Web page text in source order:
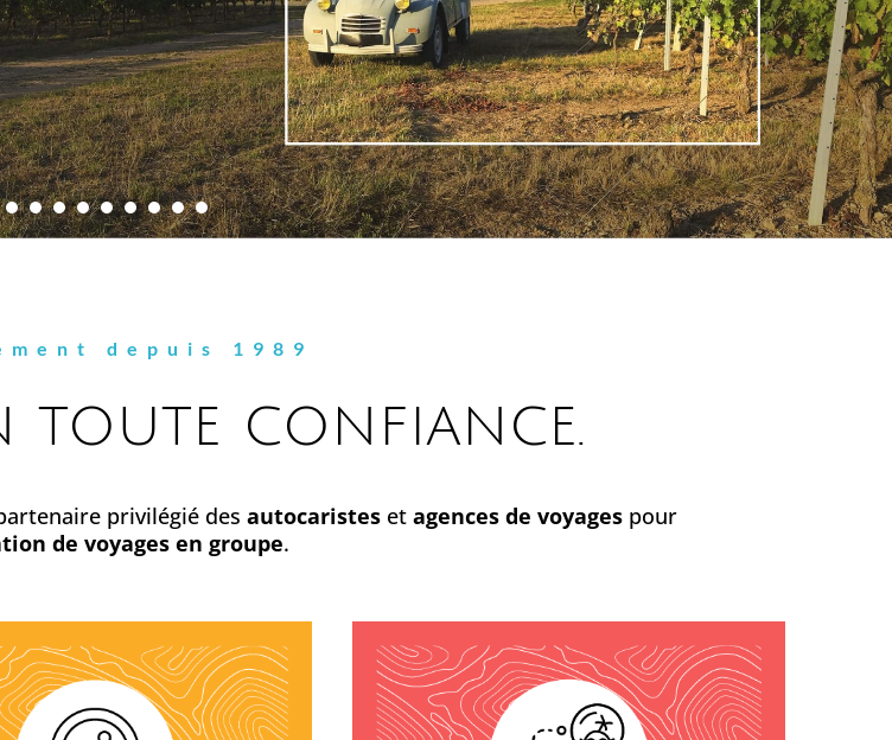
depuis 1989
toute confiance.
privilégié des autocaristes et agences de voyages pour
de voyages en groupe.